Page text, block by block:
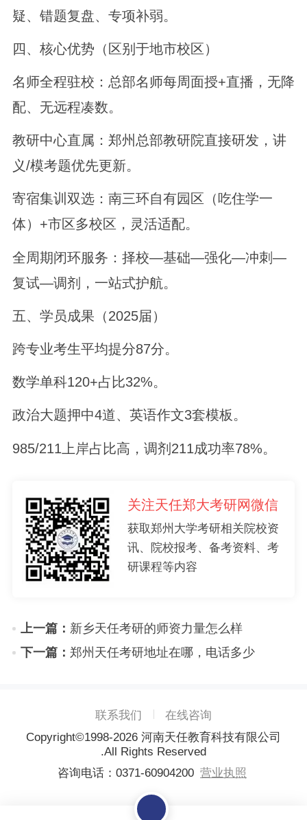
疑、错题复盘、专项补弱。
四、核心优势（区别于地市校区）
名师全程驻校：总部名师每周面授+直播，无降
配、无远程凑数。
教研中心直属：郑州总部教研院直接研发，讲
义/模考题优先更新。
寄宿集训双选：南三环自有园区（吃住学一
体）+市区多校区，灵活适配。
全周期闭环服务：择校—基础—强化—冲刺—
复试—调剂，一站式护航。
五、学员成果（2025届）
跨专业考生平均提分87分。
数学单科120+占比32%。
政治大题押中4道、英语作文3套模板。
985/211上岸占比高，调剂211成功率78%。
关注天任郑大考研网微信
获取郑州大学考研相关院校资
讯、院校报考、备考资料、考
研课程等内容
上一篇： 新乡天任考研的师资力量怎么样
下一篇： 郑州天任考研地址在哪，电话多少
联系我们
在线咨询
Copyright©1998-2026 河南天任教育科技有限公司
.All Rights Reserved
咨询电话：0371-60904200 营业执照